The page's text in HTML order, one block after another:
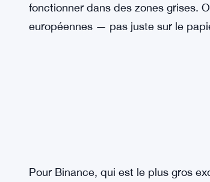
fonctionner dans des zones grises.
européennes — pas juste sur le